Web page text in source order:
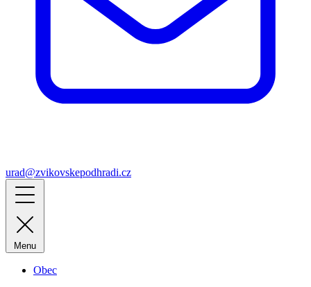
urad@zvikovskepodhradi.cz
Menu
Obec